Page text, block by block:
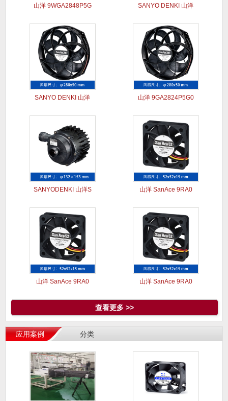
山洋 9WGA2848P5G SANYO DENKI 山洋
SANYO DENKI 山洋 山洋 9GA2824P5G0
SANYODENKI 山洋S 山洋 SanAce 9RA0
山洋 SanAce 9RA0 山洋 SanAce 9RA0
查看更多 >>
应用案例 分类